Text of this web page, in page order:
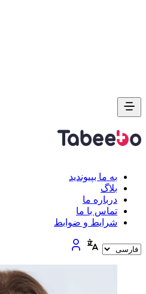
به ما بپیوندید
بلاگ
درباره ما
تماس با ما
شرایط و ضوابط